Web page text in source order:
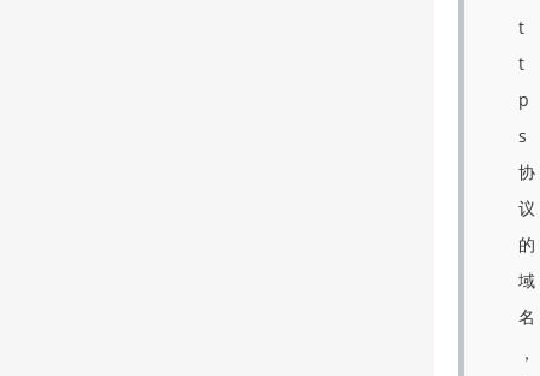
t
t
p
s
协
议
的
域
名
，